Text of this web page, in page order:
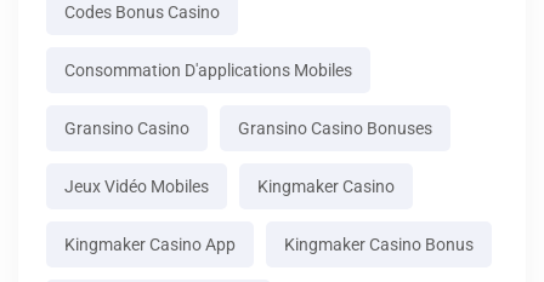
Codes Bonus Casino
Consommation D'applications Mobiles
Gransino Casino Gransino Casino Bonuses
Jeux Vidéo Mobiles Kingmaker Casino
Kingmaker Casino App Kingmaker Casino Bonus